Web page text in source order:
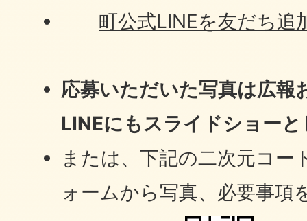
町公式LINEを友だち追
応募いただいた写真は広報
LINEにもスライドショー
または、下記の二次元コ
ォームから写真、必要事項